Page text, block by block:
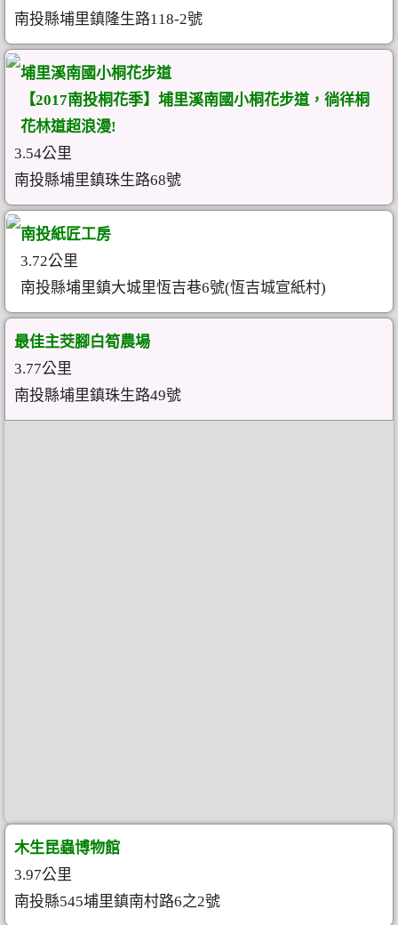
南投縣埔里鎮隆生路118-2號
埔里溪南國小桐花步道
【2017南投桐花季】埔里溪南國小桐花步道，徜徉桐
花林道超浪漫!
3.54公里
南投縣埔里鎮珠生路68號
南投紙匠工房
3.72公里
南投縣埔里鎮大城里恆吉巷6號(恆吉城宣紙村)
最佳主茭腳白筍農場
3.77公里
南投縣埔里鎮珠生路49號
木生昆蟲博物館
3.97公里
南投縣545埔里鎮南村路6之2號